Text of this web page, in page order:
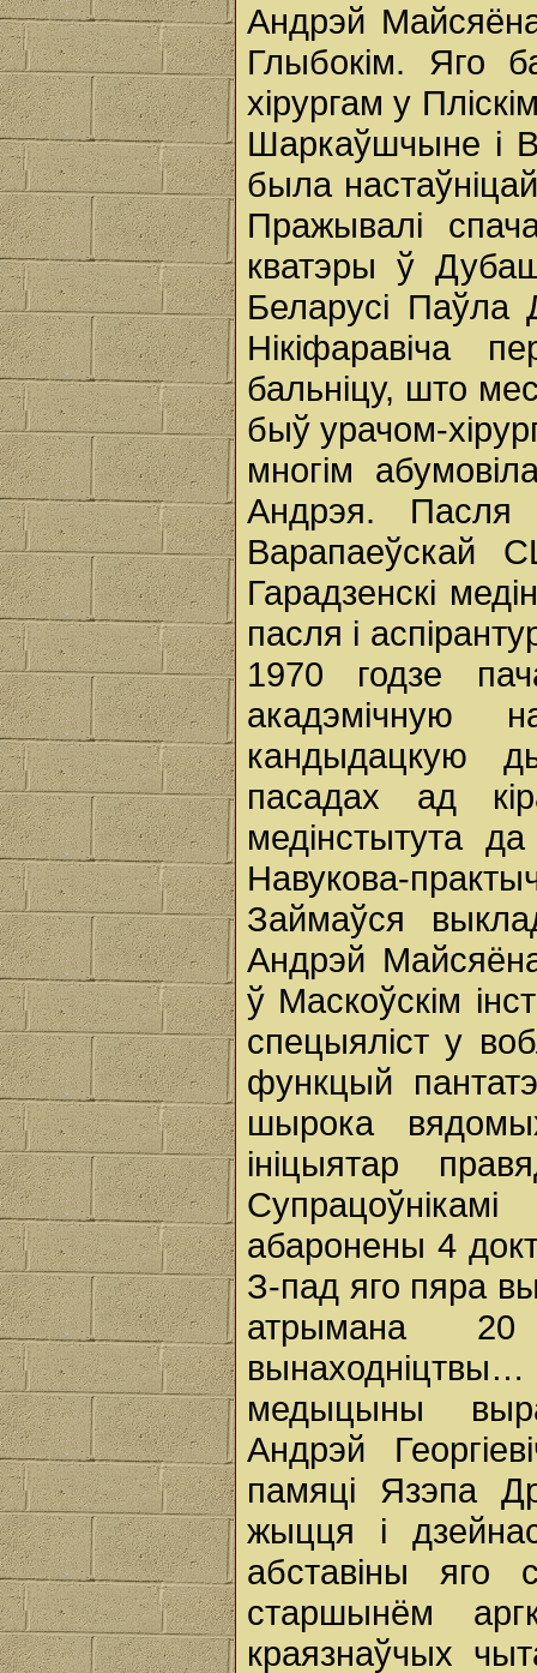
Андрэй
Глыбокім. Яго
хірургам у
Шаркаўшчыне і
была
Пражывалі
кватэры ў
Беларусі Паўла
Нікіфаравіча
бальніцу, што
быў урачом-
многім
Андрэя. Пасля
Варапаеўскай
Гарадзенскі
пасля і
1970 годзе
акадэмічную
кандыдацкую
пасадах ад
медінстытута
Навукова-
Займаўся
Андрэй
ў Маскоўскім
спецыяліст у
функцый
шырока
ініцыятар
абаронены 4
З-пад яго пяра
атрымана 20
вынаходніцтвы…
медыцыны
Андрэй
памяці Язэпа
жыцця і
абставіны яго
старшынём
краязнаўчых